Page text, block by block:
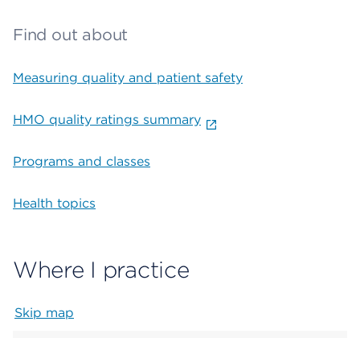
Find out about
Measuring quality and patient safety
HMO quality ratings summary
Programs and classes
Health topics
Where I practice
Skip map